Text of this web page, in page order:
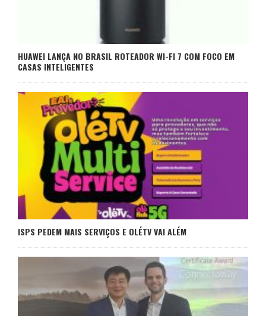
HUAWEI LANÇA NO BRASIL ROTEADOR WI-FI 7 COM FOCO EM
CASAS INTELIGENTES
ISPS PEDEM MAIS SERVIÇOS E OLÉTV VAI ALÉM